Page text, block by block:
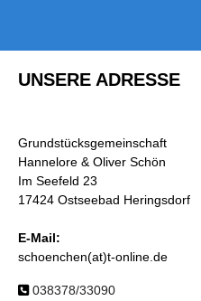
UNSERE ADRESSE
Grundstücksgemeinschaft
Hannelore & Oliver Schön
Im Seefeld 23
17424 Ostseebad Heringsdorf
E-Mail:
schoenchen(at)t-online.de
038378/33090